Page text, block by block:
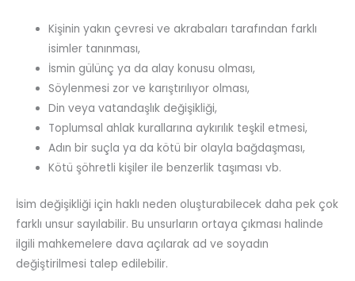
Kişinin yakın çevresi ve akrabaları tarafından farklı
isimler tanınması,
İsmin gülünç ya da alay konusu olması,
Söylenmesi zor ve karıştırılıyor olması,
Din veya vatandaşlık değişikliği,
Toplumsal ahlak kurallarına aykırılık teşkil etmesi,
Adın bir suçla ya da kötü bir olayla bağdaşması,
Kötü şöhretli kişiler ile benzerlik taşıması vb.
İsim değişikliği için haklı neden oluşturabilecek daha pek çok
farklı unsur sayılabilir. Bu unsurların ortaya çıkması halinde
ilgili mahkemelere dava açılarak ad ve soyadın
değiştirilmesi talep edilebilir.